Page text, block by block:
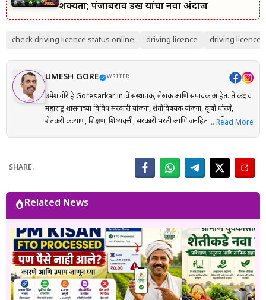
शक्यता; पंजाबराव डख यांचा नवा अंदाज
check driving licence status online driving licence driving licence
UMESH GORE WRITER
उमेश गोरे हे Goresarkar.in चे संस्थापक, लेखक आणि संपादक आहेत. ते केंद्र व
महाराष्ट्र शासनाच्या विविध सरकारी योजना, शेतीविषयक योजना, कृषी धोरणे,
शेतकरी कल्याण, शिक्षण, शिष्यवृत्ती, सरकारी भरती आणि जनहिताच्या विषयांवर
आणि संबंधित अधिकृत स्रोतांचा संदर्भ घेऊन माहितीची पडताळणी केली जाते.
वाचकांना अर्ज प्रक्रिया, पात्रता, आवश्यक कागदपत्रे, लाभ, अंतिम मुदत आणि
भर असतो. Goresarkar.in चा उद्देश महाराष्ट्रातील शेतकरी, विद्यार्थी, महिला,
युवक आणि सर्वसामान्य नागरिकांपर्यंत विश्वासार्ह, अद्ययावत आणि उपयुक्त माहिती
पोहोचवणे हा आहे. प्रकाशित माहिती वेळोवेळी अद्ययावत ठेवण्याचा प्रयत्न केला
जातो. अधिकृत निर्णयामध्ये बदल झाल्यास संबंधित लेख देखील अद्ययावत करण्यात
येतात. या संकेतस्थळावरील माहिती ही केवळ जनजागृती आणि मार्गदर्शनाच्या
उद्देशाने प्रकाशित केली जाते. कोणत्याही सरकारी योजनेसाठी अर्ज करण्यापूर्वी
संबंधित विभागाच्या अधिकृत संकेतस्थळावरील माहिती, नियम आणि अटींची
पडताळणी करण्याचा सल्ला दिला जातो.
… Read More
SHARE.
Related News